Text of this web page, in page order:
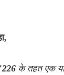
के तहत एक